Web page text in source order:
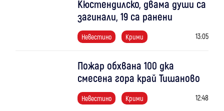
Кюстендилско, двама души са
загинали, 19 са ранени
Невестино Крими 13:05
Пожар обхвана 100 дка
смесена гора край Тишаново
Невестино Крими 12:48